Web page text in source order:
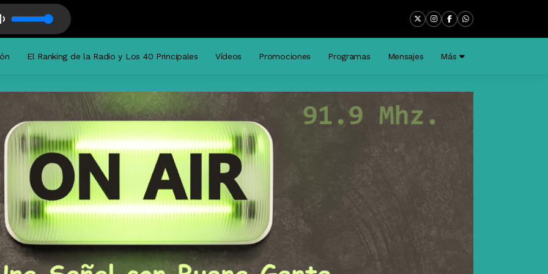
con Musica + musica Locutor de Piso
El Ranking de la Radio y Los 40 Principales Vídeos Promociones Programas Mensajes Más